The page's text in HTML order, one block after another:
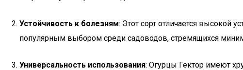
Устойчивость к болезням: Этот сорт отличается высокой
популярным выбором среди садоводов, стремящихся
Универсальность использования: Огурцы Гектор имеют